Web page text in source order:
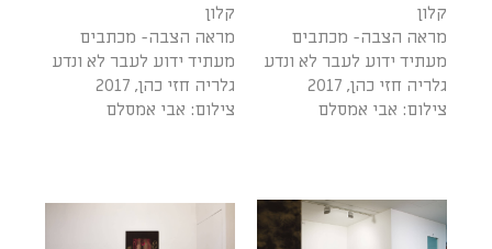
קלון
מראה הצבה- מכתבים
מעתיד ידוע לעבר לא ונדע
גלריה חזי כהן, 2017
צילום: אבי אמסלם
קלון
מראה הצבה- מכתבים
מעתיד ידוע לעבר לא ונדע
גלריה חזי כהן, 2017
צילום: אבי אמסלם